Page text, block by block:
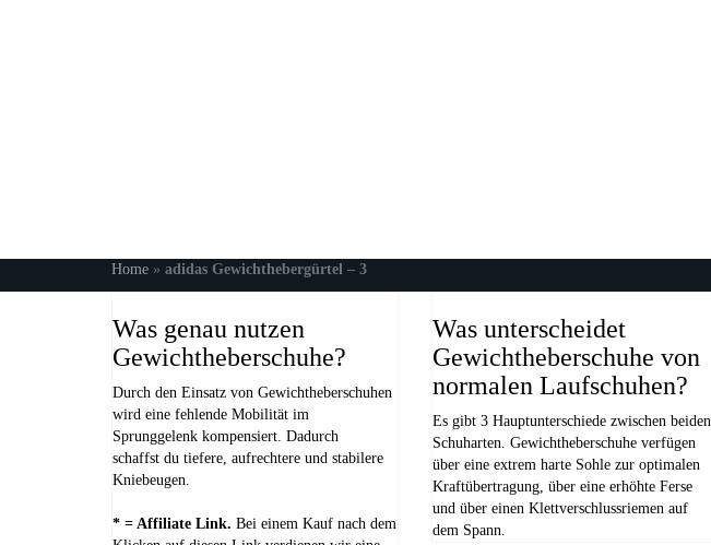
Home » adidas Gewichthebergürtel – 3
Was genau nutzen
Gewichtheberschuhe?
Durch den Einsatz von Gewichtheberschuhen
wird eine fehlende Mobilität im
Sprunggelenk kompensiert. Dadurch
schaffst du tiefere, aufrechtere und stabilere
Kniebeugen.
* = Affiliate Link. Bei einem Kauf nach dem
Was unterscheidet
Gewichtheberschuhe von
normalen Laufschuhen?
Es gibt 3 Hauptunterschiede zwischen beiden
Schuharten. Gewichtheberschuhe verfügen
über eine extrem harte Sohle zur optimalen
Kraftübertragung, über eine erhöhte Ferse
und über einen Klettverschlussriemen auf
dem Spann.